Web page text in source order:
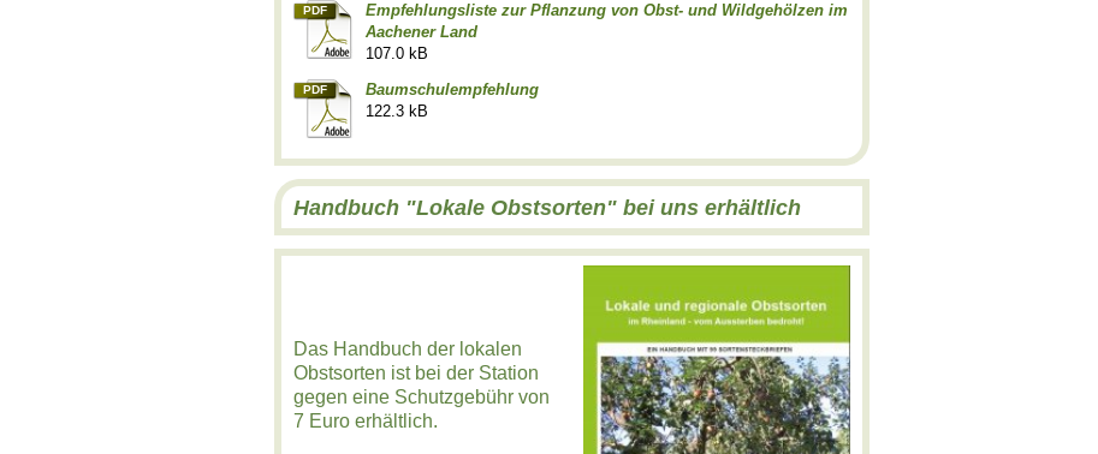
PDF
Empfehlungsliste zur Pflanzung von Obst- und Wildgehölzen im
Aachener Land
107.0 kB
PDF
Baumschulempfehlung
122.3 kB
Handbuch "Lokale Obstsorten" bei uns erhältlich
Das Handbuch der lokalen
Obstsorten ist bei der Station
gegen eine Schutzgebühr von
7 Euro erhältlich.